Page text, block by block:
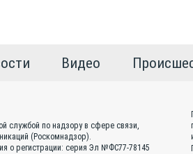
Видео
службой по надзору в сфере связи,
(Роскомнадзор).
о регистрации: серия Эл №ФС77-78145